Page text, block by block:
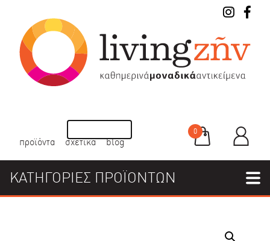
προϊόντα σχετικά blog
0
ΚΑΤΗΓΟΡΙΕΣ ΠΡΟΪΟΝΤΩΝ